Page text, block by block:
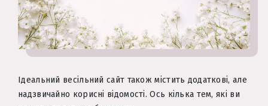
Ідеальний весільний сайт також містить додаткові, але
надзвичайно корисні відомості. Ось кілька тем, які ви